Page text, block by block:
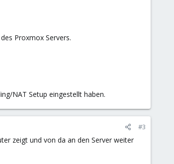
Proxmox Servers.
NAT Setup eingestellt haben.
#3
zeigt und von da an den Server weiter